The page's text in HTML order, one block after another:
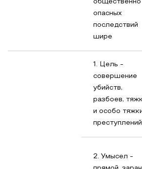
общественно
опасных
последствий
шире
1. Цель -
совершение
убийств,
разбоев,
и особо
преступлений
2. Умысел -